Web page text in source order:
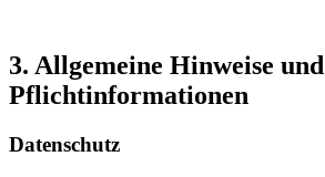
3. Allgemeine Hinweise und
Pflichtinformationen
Datenschutz